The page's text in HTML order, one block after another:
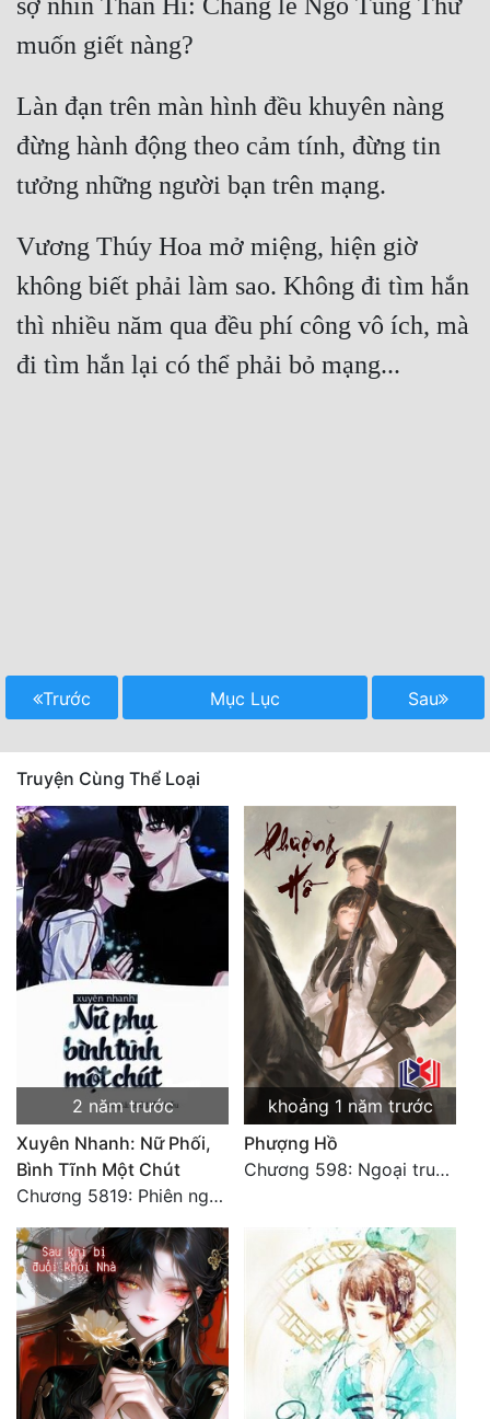
sợ nhìn Thần Hi: Chẳng lẽ Ngô Tùng Thư
Làn đạn trên màn hình đều khuyên nàng
đừng hành động theo cảm tính, đừng tin
Vương Thúy Hoa mở miệng, hiện giờ
không biết phải làm sao. Không đi tìm hắn
thì nhiều năm qua đều phí công vô ích, mà
Trước Mục Lục Sau
Truyện Cùng Thể Loại
2 năm trước
Xuyên Nhanh: Nữ Phối,
Bình Tĩnh Một Chút
Chương 5819: Phiên ngoại: Trở lại STARS [HẾT]
khoảng 1 năm trước
Phượng Hồ
Chương 598: Ngoại truyện: Tiểu Tiểu Ký